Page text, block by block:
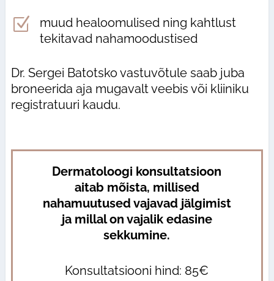
Z
muud healoomulised ning kahtlust
tekitavad nahamoodustised
Dr. Sergei Batotsko vastuvõtule saab juba
broneerida aja mugavalt veebis või kliiniku
registratuuri kaudu.
Dermatoloogi konsultatsioon
aitab mõista, millised
nahamuutused vajavad jälgimist
ja millal on vajalik edasine
sekkumine.
Konsultatsiooni hind: 85€